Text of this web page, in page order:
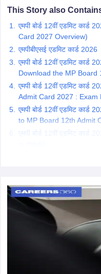
This Story also
एमपी बोर्ड 12वीं एडमिट
Card 2027 Overview)
एमपीबीएसई एडमिट कार्ड 2026
एमपी बोर्ड 12वीं एडमिट
Download the MP Board
एमपी बोर्ड 12वीं एडमिट कार्ड
Admit Card 2027 : Exam
एमपी बोर्ड 12वीं एडमिट
to MP Board 12th Admit
एमपी बोर्ड 12वीं एडमिट